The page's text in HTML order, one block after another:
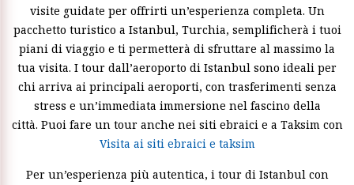
visite guidate per offrirti un’esperienza completa. Un
pacchetto turistico a Istanbul, Turchia, semplificherà i tuoi
piani di viaggio e ti permetterà di sfruttare al massimo la
tua visita. I tour dall’aeroporto di Istanbul sono ideali per
chi arriva ai principali aeroporti, con trasferimenti senza
stress e un’immediata immersione nel fascino della
città. Puoi fare un tour anche nei siti ebraici e a Taksim con
Visita ai siti ebraici e taksim
Per un’esperienza più autentica, i tour di Istanbul con